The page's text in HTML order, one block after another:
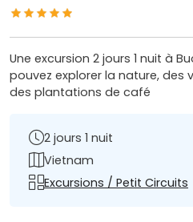
Une excursion 2 jours 1 nuit à
pouvez explorer la nature, des
des plantations de café
2 jours 1 nuit
Vietnam
Excursions / Petit Circuits